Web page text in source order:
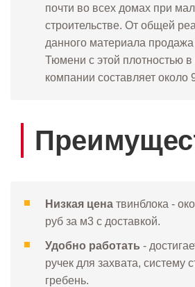
почти во всех домах при
строительстве. От общей
данного материала продажа
Тюмени с этой плотностью
компании составляет около
Низкая цена твинблока -
руб за м3 с доставкой.
Удобно работать -
ручек для захвата, систему
гребень.